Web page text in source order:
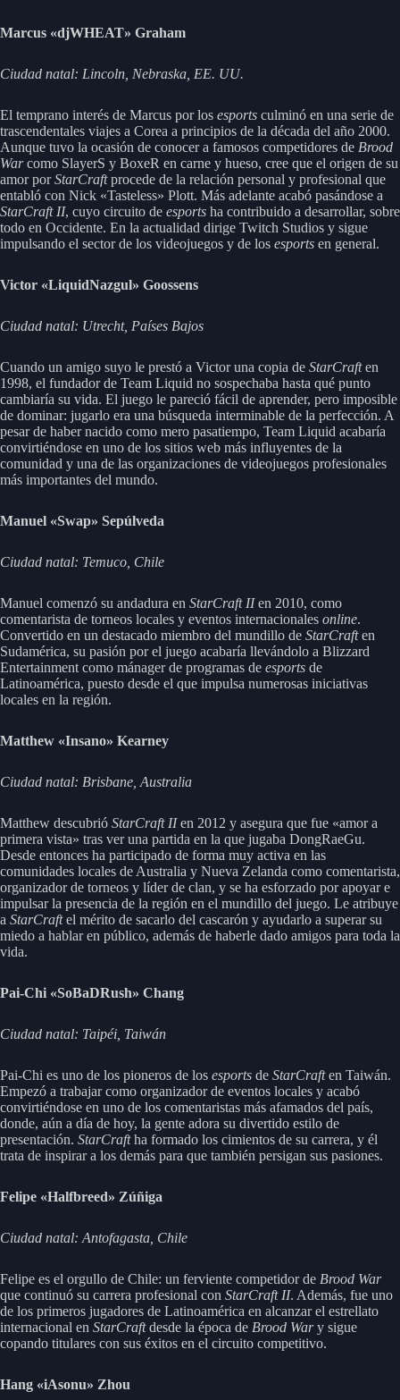
Marcus «djWHEAT» Graham
Ciudad natal: Lincoln, Nebraska, EE. UU.
El temprano interés de Marcus por los esports culminó en una serie de
trascendentales viajes a Corea a principios de la década del año 2000.
Aunque tuvo la ocasión de conocer a famosos competidores de Brood
Warcomo SlayerS y BoxeR en carne y hueso, cree que el origen de su
amor porStarCraftprocede de la relación personal y profesional que
entabló con Nick «Tasteless» Plott. Más adelante acabó pasándose a
StarCraft II, cuyo circuito de esports ha contribuido a desarrollar, sobre
todo en Occidente. En la actualidad dirige Twitch Studios y sigue
impulsando el sector de los videojuegos y de los esports en general.
Victor «LiquidNazgul» Goossens
Ciudad natal: Utrecht, Países Bajos
Cuando un amigo suyo le prestó a Victor una copia de StarCraften
1998, el fundador de Team Liquid no sospechaba hasta qué punto
cambiaría su vida. El juego le pareció fácil de aprender, pero imposible
de dominar: jugarlo era una búsqueda interminable de la perfección. A
pesar de haber nacido como mero pasatiempo, Team Liquid acabaría
convirtiéndose en uno de los sitios web más influyentes de la
comunidad y una de las organizaciones de videojuegos profesionales
más importantes del mundo.
Manuel «Swap» Sepúlveda
Ciudad natal: Temuco, Chile
Manuel comenzó su andadura en StarCraft IIen 2010, como
comentarista de torneos locales y eventos internacionales online.
Convertido en un destacado miembro del mundillo de StarCraften
Sudamérica, su pasión por el juego acabaría llevándolo a Blizzard
Entertainment como mánager de programas de esports de
Latinoamérica, puesto desde el que impulsa numerosas iniciativas
locales en la región.
Matthew «Insano» Kearney
Ciudad natal: Brisbane, Australia
Matthew descubrió StarCraft IIen 2012 y asegura que fue «amor a
primera vista» tras ver una partida en la que jugaba DongRaeGu.
Desde entonces ha participado de forma muy activa en las
comunidades locales de Australia y Nueva Zelanda como comentarista,
organizador de torneos y líder de clan, y se ha esforzado por apoyar e
impulsar la presencia de la región en el mundillo del juego. Le atribuye
a StarCraftel mérito de sacarlo del cascarón y ayudarlo a superar su
miedo a hablar en público, además de haberle dado amigos para toda la
vida.
Pai-Chi «SoBaDRush» Chang
Ciudad natal: Taipéi, Taiwán
Pai-Chi es uno de los pioneros de los esports de StarCraften Taiwán.
Empezó a trabajar como organizador de eventos locales y acabó
convirtiéndose en uno de los comentaristas más afamados del país,
donde, aún a día de hoy, la gente adora su divertido estilo de
presentación. StarCraftha formado los cimientos de su carrera, y él
trata de inspirar a los demás para que también persigan sus pasiones.
Felipe «Halfbreed» Zúñiga
Ciudad natal: Antofagasta, Chile
Felipe es el orgullo de Chile: un ferviente competidor de Brood War
que continuó su carrera profesional con StarCraft II. Además, fue uno
de los primeros jugadores de Latinoamérica en alcanzar el estrellato
internacional en StarCraftdesde la época de Brood Wary sigue
copando titulares con sus éxitos en el circuito competitivo.
Hang «iAsonu» Zhou